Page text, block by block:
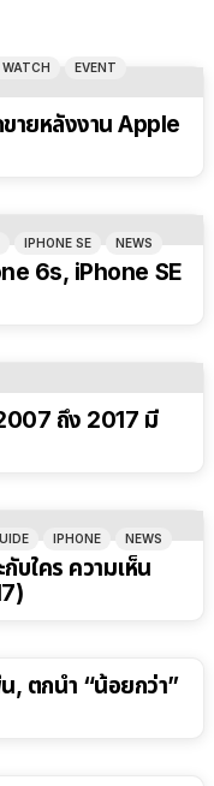
EVENT
ายหลังงาน Apple
IPHONE SE NEWS
6s, iPhone SE
ถึง 2017 มี
IPHONE NEWS
บใคร ความเห็น
, ตกน้ำ “น้อยกว่า”